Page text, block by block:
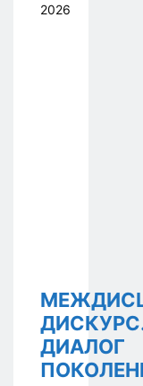
2026
ДИАЛОГ